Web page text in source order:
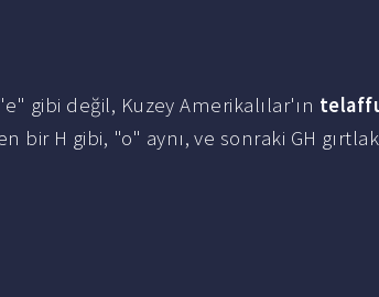
gibi değil, Kuzey Amerikalılar'ın
bir H gibi, "o" aynı, ve sonraki GH